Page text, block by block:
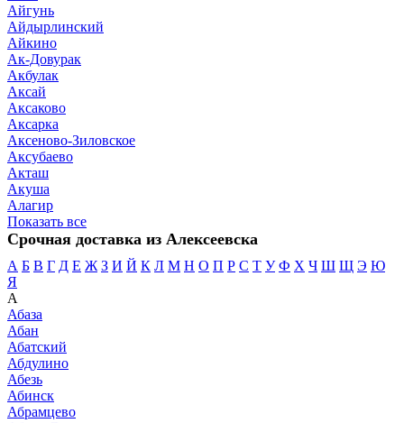
Айгунь
Айдырлинский
Айкино
Ак-Довурак
Акбулак
Аксай
Аксаково
Аксарка
Аксеново-Зиловское
Аксубаево
Акташ
Акуша
Алагир
Показать все
Срочная доставка из Алексеевска
А Б В Г Д Е Ж З И Й К Л М Н О П Р С Т У Ф Х Ч Ш Щ Э Ю
Я
А
Абаза
Абан
Абатский
Абдулино
Абезь
Абинск
Абрамцево